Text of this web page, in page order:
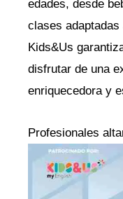
edades, desde
clases
Kids&Us
disfrutar de una
enriquecedora y
Profesionales